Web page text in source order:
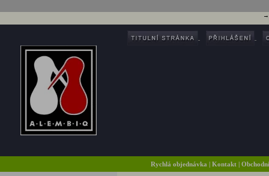
Rychlá objednávka |Kontakt |